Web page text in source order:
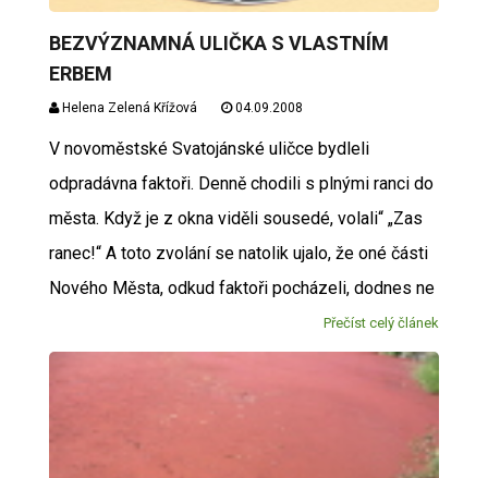
BEZVÝZNAMNÁ ULIČKA S VLASTNÍM
ERBEM
Helena Zelená Křížová 04.09.2008
V novoměstské Svatojánské uličce bydleli
odpradávna faktoři. Denně chodili s plnými ranci do
města. Když je z okna viděli sousedé, volali“ „Zas
ranec!“ A toto zvolání se natolik ujalo, že oné části
Nového Města, odkud faktoři pocházeli, dodnes ne
Přečíst celý článek